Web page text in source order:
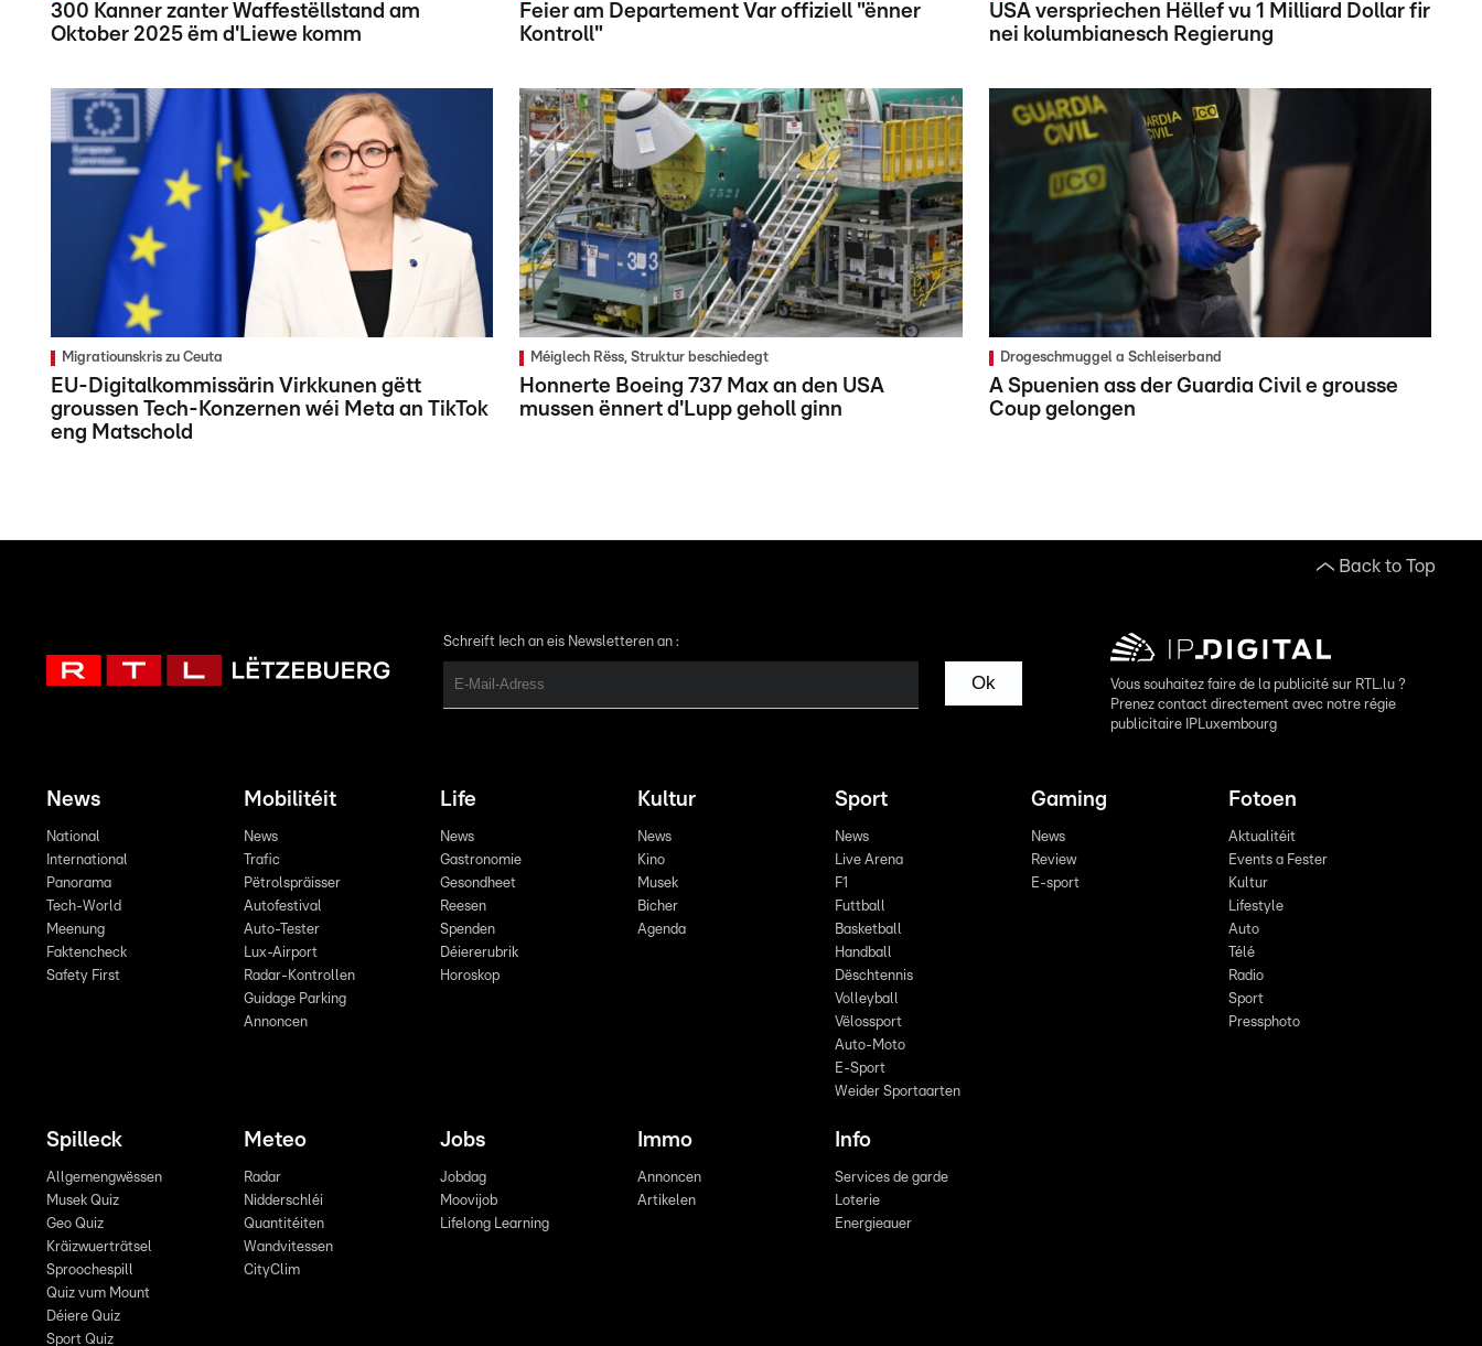
300 Kanner zanter Waffestëllstand am
Oktober 2025 ëm d'Liewe komm
Feier am Departement Var offiziell "ënner
Kontroll"
USA verspriechen Hëllef vu 1 Milliard Dollar fir
nei kolumbianesch Regierung
Migratiounskris zu Ceuta
EU-Digitalkommissärin Virkkunen gëtt
groussen Tech-Konzernen wéi Meta an TikTok
eng Matschold
Méiglech Rëss, Struktur beschiedegt
Honnerte Boeing 737 Max an den USA
mussen ënnert d'Lupp geholl ginn
Drogeschmuggel a Schleiserband
A Spuenien ass der Guardia Civil e grousse
Coup gelongen
Back to Top
Schreift Iech an eis Newsletteren an :
Ok
Vous souhaitez faire de la publicité sur RTL.lu ?
Prenez contact directement avec notre régie
publicitaire IPLuxembourg
News
National
International
Panorama
Tech-World
Meenung
Faktencheck
Safety First
Mobilitéit
News
Trafic
Pëtrolspräisser
Autofestival
Auto-Tester
Lux-Airport
Radar-Kontrollen
Guidage Parking
Annoncen
Life
News
Gastronomie
Gesondheet
Reesen
Spenden
Déiererubrik
Horoskop
Kultur
News
Kino
Musek
Bicher
Agenda
Sport
News
Live Arena
F1
Futtball
Basketball
Handball
Dëschtennis
Volleyball
Vëlossport
Auto-Moto
E-Sport
Weider Sportaarten
Gaming
News
Review
E-sport
Fotoen
Aktualitéit
Events a Fester
Kultur
Lifestyle
Auto
Télé
Radio
Sport
Pressphoto
Spilleck
Allgemengwëssen
Musek Quiz
Geo Quiz
Kräizwuerträtsel
Sproochespill
Quiz vum Mount
Déiere Quiz
Sport Quiz
Meteo
Radar
Nidderschléi
Quantitéiten
Wandvitessen
CityClim
Jobs
Jobdag
Moovijob
Lifelong Learning
Immo
Annoncen
Artikelen
Info
Services de garde
Loterie
Energieauer